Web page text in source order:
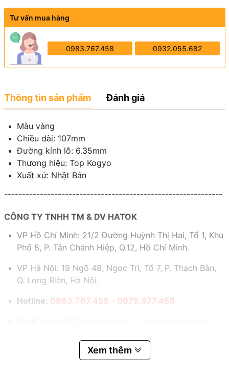
Tư vấn mua hàng
0983.767.458 0932.055.682
Thông tin sản phẩm Đánh giá
Màu vàng
Chiều dài: 107mm
Đường kính lỗ: 6.35mm
Thương hiệu: Top Kogyo
Xuất xứ: Nhật Bản
-------------------------------------------------------------
CÔNG TY TNHH TM & DV HATOK
VP Hồ Chí Minh: 21/2 Đường Huỳnh Thị Hai, Tổ 1, Khu
Phố 8, P. Tân Chánh Hiệp, Q.12, Hồ Chí Minh.
VP Hà Nội: 19 Ngõ 48, Ngọc Trì, Tổ 7, P. Thạch Bàn,
Q. Long Biên, Hà Nội.
Hotline: 0983.767.458 – 0975.977.458
Xem thêm